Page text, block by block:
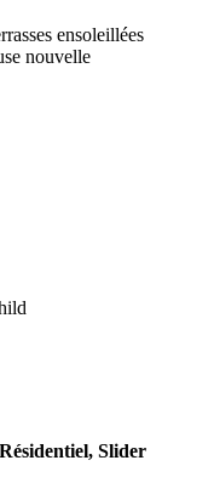
ensoleillées
nouvelle
Slider